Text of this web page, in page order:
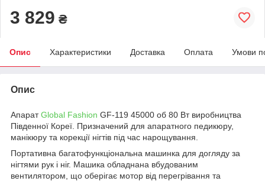
3 829 ₴
Опис Характеристики Доставка Оплата Умови
Опис
АпаратGlobal Fashion GF-119 45000 об 80 Вт виробництва
Південної Кореї. Призначений для апаратного педикюру,
манікюру та корекції нігтів під час нарощування.
Портативна багатофункціональна машинка для догляду за
нігтями рук і ніг. Машика обладнана вбудованим
вентилятором, що оберігає мотор від перегрівання та